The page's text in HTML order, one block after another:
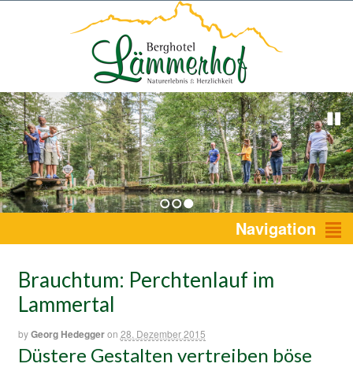
1 2 3 Navigation
Brauchtum: Perchtenlauf im
Lammertal
byGeorg Hedeggeron 28. Dezember 2015
Düstere Gestalten vertreiben böse